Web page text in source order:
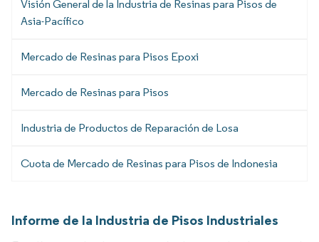
Visión General de la Industria de Resinas para Pisos de
Asia-Pacífico
Mercado de Resinas para Pisos Epoxi
Mercado de Resinas para Pisos
Industria de Productos de Reparación de Losa
Cuota de Mercado de Resinas para Pisos de Indonesia
Informe de la Industria de Pisos Industriales